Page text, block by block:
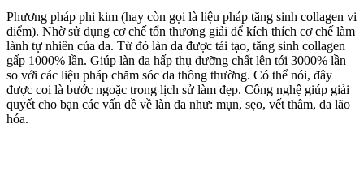
Phương pháp phi kim (hay còn gọi là liệu pháp tăng sinh collagen vi
điểm). Nhờ sử dụng cơ chế tổn thương giải để kích thích cơ chế làm
lành tự nhiên của da. Từ đó làn da được tái tạo, tăng sinh collagen
gấp 1000% lần. Giúp làn da hấp thụ dưỡng chất lên tới 3000% lần
so với các liệu pháp chăm sóc da thông thường. Có thể nói, đây
được coi là bước ngoặc trong lịch sử làm đẹp. Công nghệ giúp giải
quyết cho bạn các vấn đề về làn da như: mụn, sẹo, vết thâm, da lão
hóa.